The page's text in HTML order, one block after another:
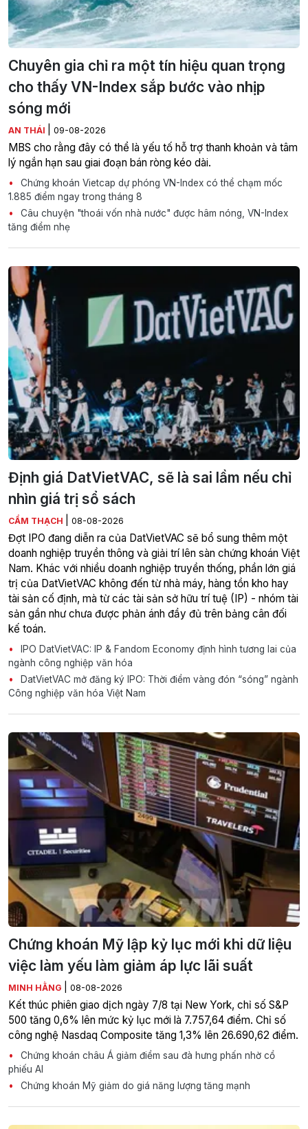
Chuyên gia chỉ ra một tín hiệu quan trọng
cho thấy VN-Index sắp bước vào nhịp
sóng mới
AN THÁI 09-08-2026
MBS cho rằng đây có thể là yếu tố hỗ trợ thanh khoản và tâm
lý ngắn hạn sau giai đoạn bán ròng kéo dài.
Chứng khoán Vietcap dự phóng VN-Index có thể chạm mốc
1.885 điểm ngay trong tháng 8
Câu chuyện "thoái vốn nhà nước" được hâm nóng, VN-Index
tăng điểm nhẹ
Định giá DatVietVAC, sẽ là sai lầm nếu chỉ
nhìn giá trị sổ sách
CẨM THẠCH 08-08-2026
Đợt IPO đang diễn ra của DatVietVAC sẽ bổ sung thêm một
doanh nghiệp truyền thông và giải trí lên sàn chứng khoán Việt
Nam. Khác với nhiều doanh nghiệp truyền thống, phần lớn giá
trị của DatVietVAC không đến từ nhà máy, hàng tồn kho hay
tài sản cố định, mà từ các tài sản sở hữu trí tuệ (IP) - nhóm tài
sản gần như chưa được phản ánh đầy đủ trên bảng cân đối
kế toán.
IPO DatVietVAC: IP & Fandom Economy định hình tương lai của
ngành công nghiệp văn hóa
DatVietVAC mở đăng ký IPO: Thời điểm vàng đón “sóng” ngành
Công nghiệp văn hóa Việt Nam
Chứng khoán Mỹ lập kỷ lục mới khi dữ liệu
việc làm yếu làm giảm áp lực lãi suất
MINH HẰNG 08-08-2026
Kết thúc phiên giao dịch ngày 7/8 tại New York, chỉ số S&P
500 tăng 0,6% lên mức kỷ lục mới là 7.757,64 điểm. Chỉ số
công nghệ Nasdaq Composite tăng 1,3% lên 26.690,62 điểm.
Chứng khoán châu Á giảm điểm sau đà hưng phấn nhờ cổ
phiếu AI
Chứng khoán Mỹ giảm do giá năng lượng tăng mạnh